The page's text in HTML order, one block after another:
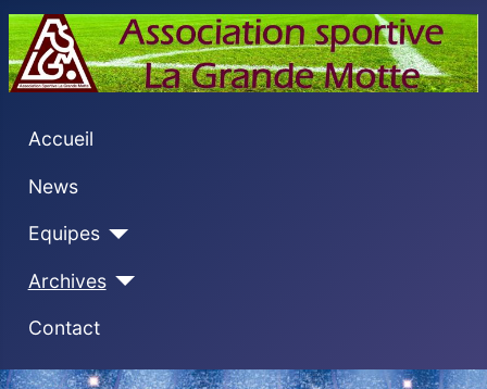
Accueil
News
Equipes
Archives
Contact